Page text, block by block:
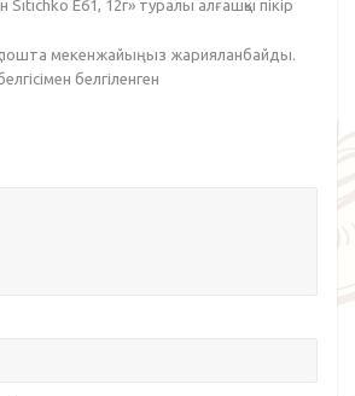
Sitichko E61, 12г» туралы алғашқы пікір
пошта мекенжайыңыз жарияланбайды.
белгіленген